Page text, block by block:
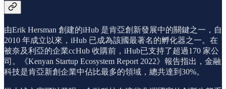
由Erik Hersman 創建的iHub 是肯亞創新發展中的關鍵之一，自
2010 年成立以來，iHub 已成為該國最著名的孵化器之一。在
被奈及利亞的企業ccHub 收購前，iHub已支持了超過170 家公
司。《Kenyan Startup Ecosystem Report 2022》報告指出，金融
科技是肯亞新創企業中佔比最多的領域，總共達到30%。